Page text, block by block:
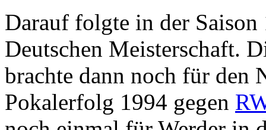
Darauf folgte in der
Deutschen Meisterschaft.
brachte dann noch für den
Pokalerfolg 1994 gegen